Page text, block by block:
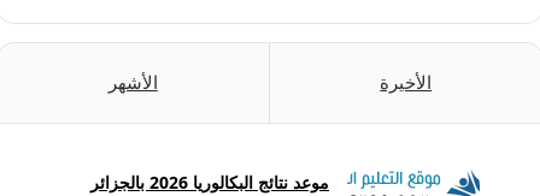
الأخيرة الأشهر
موعد نتائج البكالوريا 2026 بالجزائر